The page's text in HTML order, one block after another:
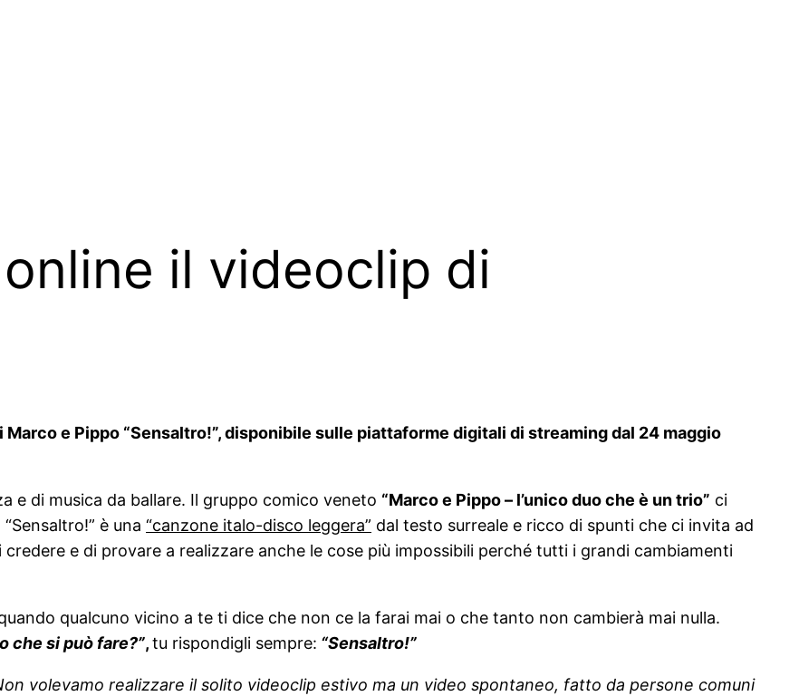
il videoclip di
e Pippo “Sensaltro!”, disponibile sulle piattaforme digitali di streaming dal 24 maggio
e di musica da ballare. Il gruppo comico veneto “Marco e Pippo – l’unico duo che è un trio” ci
è una “canzone italo-disco leggera” dal testo surreale e ricco di spunti che ci invita ad
e di provare a realizzare anche le cose più impossibili perché tutti i grandi cambiamenti
qualcuno vicino a te ti dice che non ce la farai mai o che tanto non cambierà mai nulla.
che si può fare?”,tu rispondigli sempre: “Sensaltro!”
volevamo realizzare il solito videoclip estivo ma un video spontaneo, fatto da persone comuni